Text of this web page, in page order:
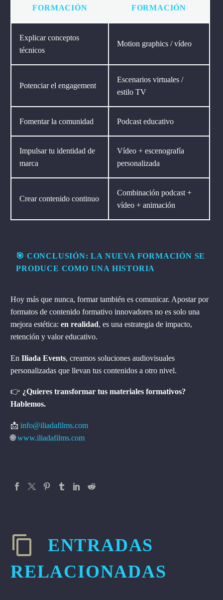
FORMACIÓN
FORMACIÓN
Explicar conceptos
técnicos
Motion graphics / vídeo
Potenciar el engagement
Escenarios virtuales /
estilo TV
Fomentar la comunidad Podcast educativo
Impulsar tu identidad de
marca
Vídeo + escenografía
personalizada
Crear contenido continuo
Combinación podcast +
vídeo + animación
🎯 CONCLUSIÓN: LA NUEVA FORMACIÓN SE
PRODUCE COMO UNA HISTORIA
Hoy más que nunca, formar también es comunicar. Apostar por
formatos de contenido formativo innovadores no es solo una
mejora estética: en realidad, es una estrategia de impacto,
retención y valor educativo.
En Iliada Events, creamos soluciones audiovisuales
personalizadas que llevan tus contenidos a otro nivel.
👉 ¿Quieres transformar tus materiales formativos?
Hablemos.
📩 info@iliadafilms.com
🌐www.iliadafilms.com
ENTRADAS
RELACIONADAS